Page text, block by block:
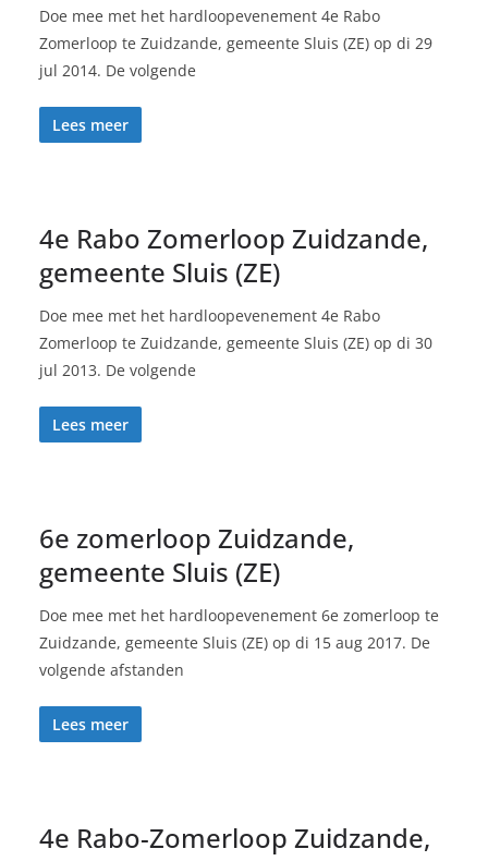
Doe mee met het hardloopevenement 4e Rabo
Zomerloop te Zuidzande, gemeente Sluis (ZE) op di 29
jul 2014. De volgende
Lees meer
4e Rabo Zomerloop Zuidzande,
gemeente Sluis (ZE)
Doe mee met het hardloopevenement 4e Rabo
Zomerloop te Zuidzande, gemeente Sluis (ZE) op di 30
jul 2013. De volgende
Lees meer
6e zomerloop Zuidzande,
gemeente Sluis (ZE)
Doe mee met het hardloopevenement 6e zomerloop te
Zuidzande, gemeente Sluis (ZE) op di 15 aug 2017. De
volgende afstanden
Lees meer
4e Rabo-Zomerloop Zuidzande,